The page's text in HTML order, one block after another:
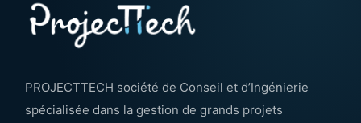
PROJECTTECH société de Conseil et d’Ingénierie
spécialisée dans la gestion de grands projets